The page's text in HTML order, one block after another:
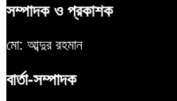
সম্পাদক ও প্রকাশক
মো: আব্দুর রহমান
বার্তা-সম্পাদক